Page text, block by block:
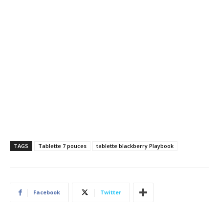
TAGS Tablette 7 pouces tablette blackberry Playbook
Facebook Twitter